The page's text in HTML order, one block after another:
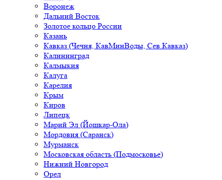
Воронеж
Дальний Восток
Золотое кольцо России
Казань
Кавказ (Чечня, КавМинВоды, Сев.Кавказ)
Калининград
Калмыкия
Калуга
Карелия
Крым
Киров
Липецк
Марий Эл (Йошкар-Ола)
Мордовия (Саранск)
Мурманск
Московская область (Подмосковье)
Нижний Новгород
Орел